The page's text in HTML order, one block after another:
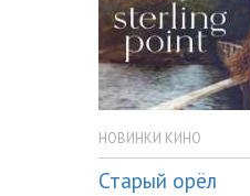
НОВИНКИ КИНО
Старый орёл